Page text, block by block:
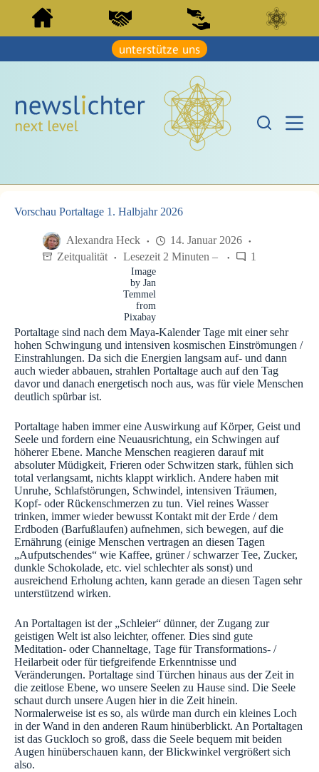
m
n
l
t
s
e
n
g
unterstütze uns
Vorschau Portaltage 1. Halbjahr 2026
Alexandra Heck
14. Januar 2026
Zeitqualität
Lesezeit 2 Minuten – 1
Image
by Jan
Temmel
from
Pixabay
Portaltage sind nach dem Maya-Kalender Tage mit einer sehr
hohen Schwingung und intensiven kosmischen Einströmungen /
Einstrahlungen. Da sich die Energien langsam auf- und dann
auch wieder abbauen, strahlen Portaltage auch auf den Tag
davor und danach energetisch noch aus, was für viele Menschen
deutlich spürbar ist.
Portaltage haben immer eine Auswirkung auf Körper, Geist und
Seele und fordern eine Neuausrichtung, ein Schwingen auf
höherer Ebene. Manche Menschen reagieren darauf mit
absoluter Müdigkeit, Frieren oder Schwitzen stark, fühlen sich
total verlangsamt, nichts klappt wirklich. Andere haben mit
Unruhe, Schlafstörungen, Schwindel, intensiven Träumen,
Kopf- oder Rückenschmerzen zu tun. Viel reines Wasser
trinken, immer wieder bewusst Kontakt mit der Erde / dem
Erdboden (Barfußlaufen) aufnehmen, sich bewegen, auf die
Ernährung (einige Menschen vertragen an diesen Tagen
„Aufputschendes“ wie Kaffee, grüner / schwarzer Tee, Zucker,
dunkle Schokolade, etc. viel schlechter als sonst) und
ausreichend Erholung achten, kann gerade an diesen Tagen sehr
unterstützend wirken.
An Portaltagen ist der „Schleier“ dünner, der Zugang zur
geistigen Welt ist also leichter, offener. Dies sind gute
Meditation- oder Channeltage, Tage für Transformations- /
Heilarbeit oder für tiefgreifende Erkenntnisse und
Veränderungen. Portaltage sind Türchen hinaus aus der Zeit in
die zeitlose Ebene, wo unsere Seelen zu Hause sind. Die Seele
schaut durch unsere Augen hier in die Zeit hinein.
Normalerweise ist es so, als würde man durch ein kleines Loch
in der Wand in den anderen Raum hinüberblickt. An Portaltagen
ist das Guckloch so groß, dass die Seele bequem mit beiden
Augen hinüberschauen kann, der Blickwinkel vergrößert sich
also.